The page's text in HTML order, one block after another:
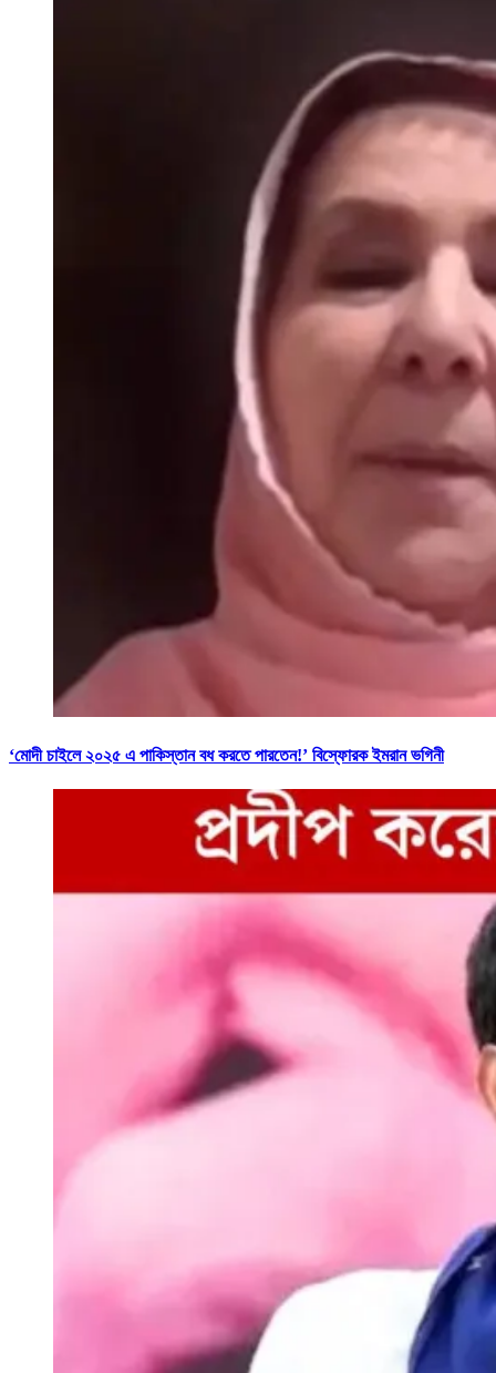
‘মোদী চাইলে ২০২৫ এ পাকিস্তান বধ করতে পারতেন!’ বিস্ফোরক ইমরান ভগিনী